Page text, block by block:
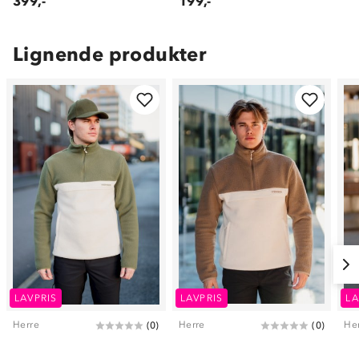
Lignende produkter
LAVPRIS
Herre (0)
LAVPRIS
Herre (0)